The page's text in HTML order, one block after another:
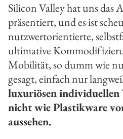
Silicon Valley hat uns
präsentiert, und es ist
nutzwertorientierte,
ultimative
Mobilität, so dumm wie
gesagt, einfach nur
luxuriösen
nicht wie Plastikware
aussehen.